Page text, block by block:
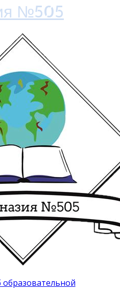
№505
образовательной